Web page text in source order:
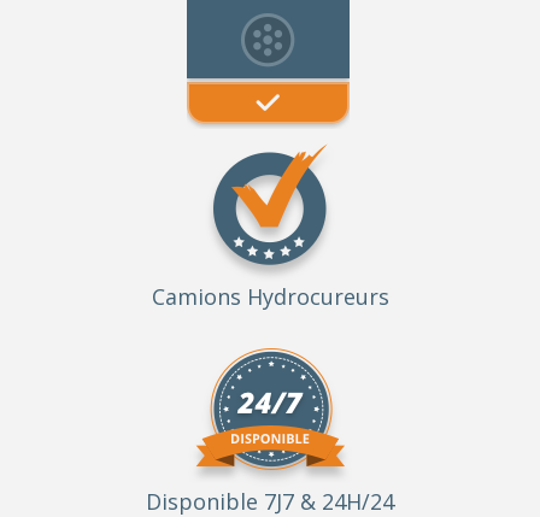
Camions Hydrocureurs
Disponible 7J7 & 24H/24